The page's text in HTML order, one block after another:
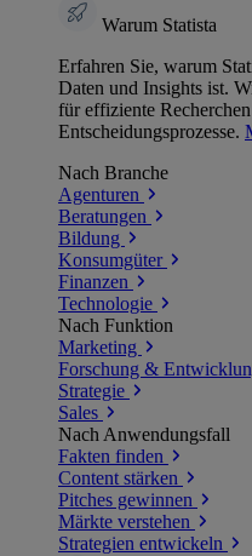
Warum Statista
Erfahren Sie, warum
Daten und Insights ist.
für effiziente
Entscheidungsprozesse.
Nach Branche
Agenturen
Beratungen
Bildung
Konsumgüter
Finanzen
Technologie
Nach Funktion
Marketing
Forschung &
Strategie
Sales
Nach Anwendungsfall
Fakten finden
Content stärken
Pitches gewinnen
Märkte verstehen
Strategien entwickeln